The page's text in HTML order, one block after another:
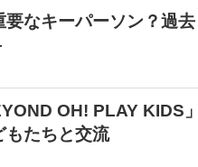
要なキーパーソン？過去
OH! PLAY KIDS」
もたちと交流